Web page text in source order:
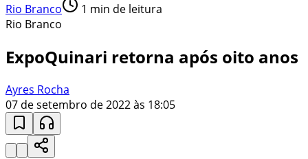
Rio Branco 1 min de leitura
Rio Branco
ExpoQuinari retorna após oito anos
Ayres Rocha
07 de setembro de 2022 às 18:05